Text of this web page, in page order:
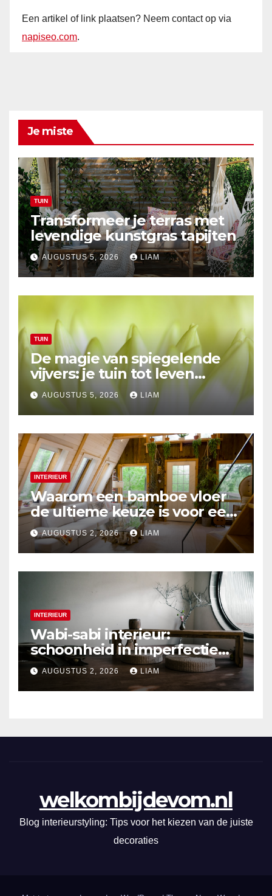
Een artikel of link plaatsen? Neem contact op via
napiseo.com.
Je miste
TUIN
Transformeer je terras met
levendige kunstgras tapijten
AUGUSTUS 5, 2026 LIAM
TUIN
De magie van spiegelende
vijvers: je tuin tot leven
brengen
AUGUSTUS 5, 2026 LIAM
INTERIEUR
Waarom een bamboe vloer
de ultieme keuze is voor een
duurzaam interieur
AUGUSTUS 2, 2026 LIAM
INTERIEUR
Wabi-sabi interieur:
schoonheid in imperfectie
ontdekken
AUGUSTUS 2, 2026 LIAM
welkombijdevom.nl
Blog interieurstyling: Tips voor het kiezen van de juiste
decoraties